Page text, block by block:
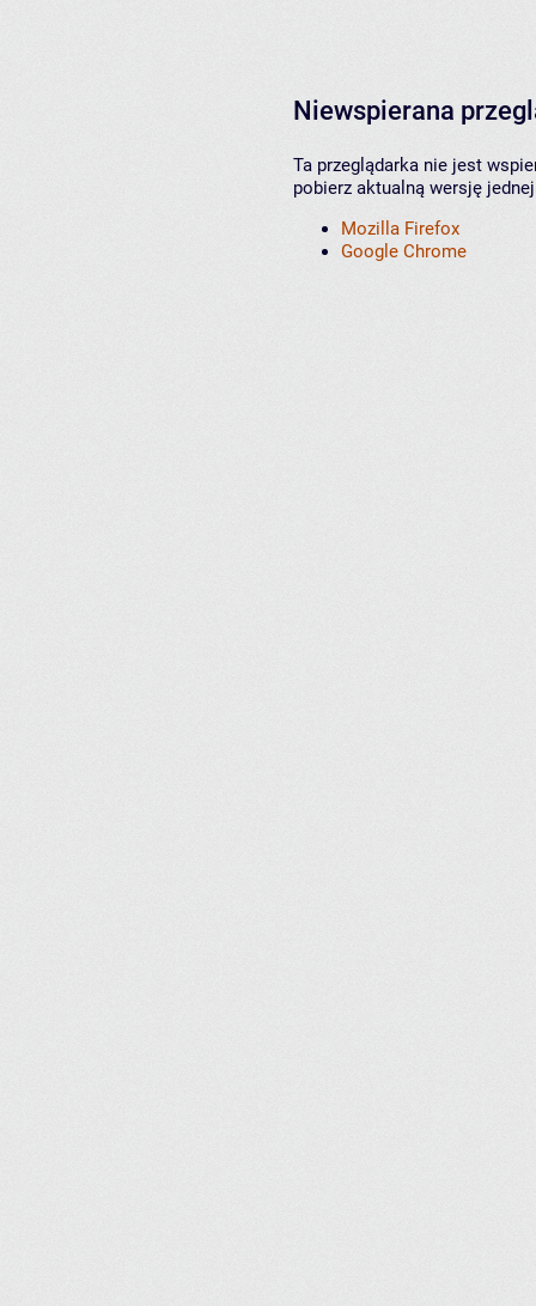
Niewspierana
Ta przeglądarka nie jest
pobierz aktualną wersję
Mozilla Firefox
Google Chrome